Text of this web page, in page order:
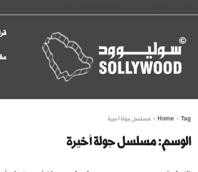
Home Tag مسلسل جولة أخيرة
الوسم:مسلسل جولة أخيرة